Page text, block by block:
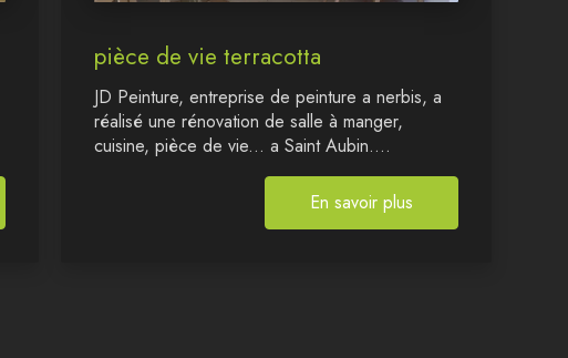
pièce de vie terracotta
JD Peinture, entreprise de peinture a nerbis, a
réalisé une rénovation de salle à manger,
cuisine, pièce de vie... a Saint Aubin....
En savoir plus